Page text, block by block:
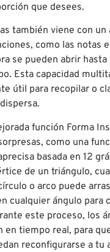
que desees.
también viene con un
como las notas
se pueden abrir
Esta capacidad
útil para recopilar o
función Forma
como una
basada en 12
de un triángulo,
o arco puede
cualquier ángulo para
este proceso, los
en tiempo real, para
reconfigurarse a tu